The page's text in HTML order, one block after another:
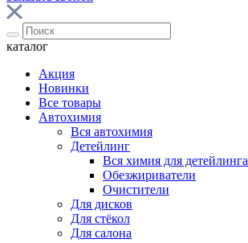
каталог
Акция
Новинки
Все товары
Автохимия
Вся автохимия
Детейлинг
Вся химия для детейлинга
Обезжириватели
Очистители
Для дисков
Для стёкол
Для салона